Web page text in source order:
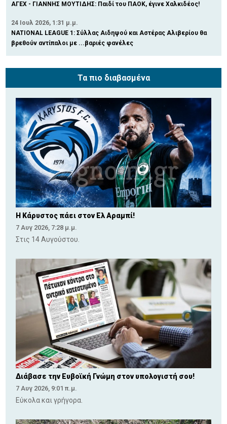
ΑΓΕΧ - ΓΙΑΝΝΗΣ ΜΟΥΤΙΔΗΣ: Παιδί του ΠΑΟΚ, έγινε Χαλκιδέος!
24 Ιουλ 2026, 1:31 μ.μ.
NATIONAL LEAGUE 1: Σύλλας Αιδηψού και Αστέρας Αλιβερίου θα
βρεθούν αντίπαλοι με ...βαριές φανέλες
Τα πιο διαβασμένα
Η Κάρυστος πάει στον Ελ Αραμπί!
7 Αυγ 2026, 7:28 μ.μ.
Στις 14 Αυγούστου.
Διάβασε την Ευβοϊκή Γνώμη στον υπολογιστή σου!
7 Αυγ 2026, 9:01 π.μ.
Εύκολα και γρήγορα.